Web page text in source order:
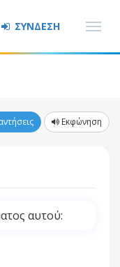
ΣΥΝΔΕΣΗ
Εκφώνηση
αυτού: